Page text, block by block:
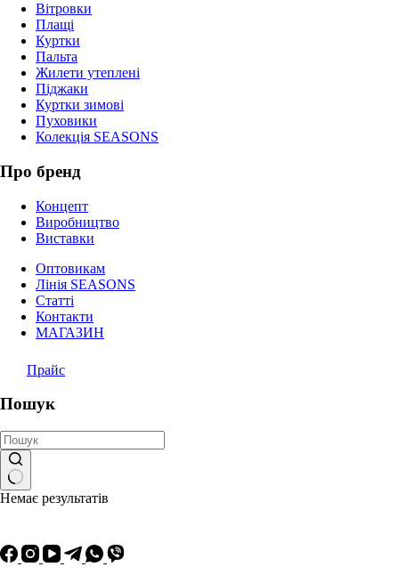
Вітровки
Плащі
Куртки
Пальта
Жилети утеплені
Піджаки
Куртки зимові
Пуховики
Колекція SEASONS
Про бренд
Концепт
Виробництво
Виставки
Оптовикам
Лінія SEASONS
Статті
Контакти
МАГАЗИН
Прайс
Пошук
Немає результатів